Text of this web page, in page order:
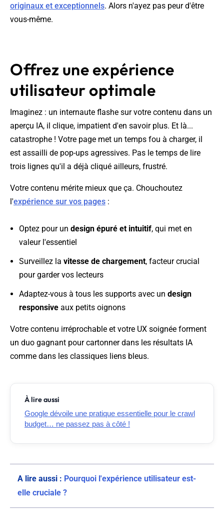
originaux et exceptionnels. Alors n'ayez pas peur d'être
vous-même.
Offrez une expérience
utilisateur optimale
Imaginez : un internaute flashe sur votre contenu dans un
aperçu IA, il clique, impatient d'en savoir plus. Et là...
catastrophe ! Votre page met un temps fou à charger, il
est assailli de pop-ups agressives. Pas le temps de lire
trois lignes qu'il a déjà cliqué ailleurs, frustré.
Votre contenu mérite mieux que ça. Chouchoutez
l'expérience sur vos pages :
Optez pour undesign épuré et intuitif, qui met en
valeur l'essentiel
Surveillez lavitesse de chargement, facteur crucial
pour garder vos lecteurs
Adaptez-vous à tous les supports avec undesign
responsive aux petits oignons
Votre contenu irréprochable et votre UX soignée forment
un duo gagnant pour cartonner dans les résultats IA
comme dans les classiques liens bleus.
À lire aussi
Google dévoile une pratique essentielle pour le crawl
budget… ne passez pas à côté !
A lire aussi : Pourquoi l'expérience utilisateur est-
elle cruciale ?